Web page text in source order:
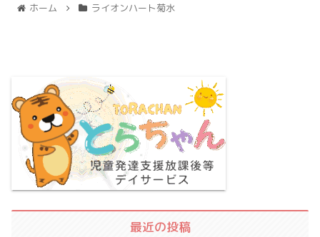
ホーム ライオンハート菊水
最近の投稿